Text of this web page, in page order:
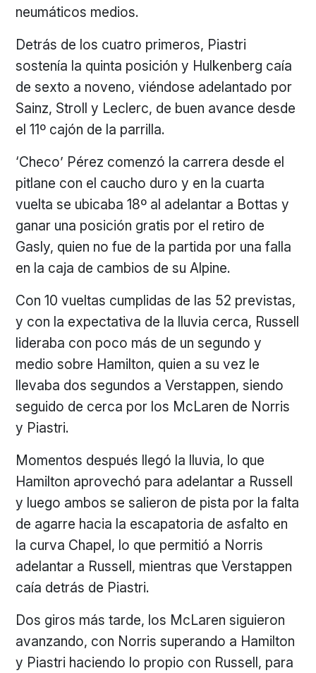
neumáticos medios.
Detrás de los cuatro primeros, Piastri
sostenía la quinta posición y Hulkenberg caía
de sexto a noveno, viéndose adelantado por
Sainz, Stroll y Leclerc, de buen avance desde
el 11º cajón de la parrilla.
‘Checo’ Pérez comenzó la carrera desde el
pitlane con el caucho duro y en la cuarta
vuelta se ubicaba 18º al adelantar a Bottas y
ganar una posición gratis por el retiro de
Gasly, quien no fue de la partida por una falla
en la caja de cambios de su Alpine.
Con 10 vueltas cumplidas de las 52 previstas,
y con la expectativa de la lluvia cerca, Russell
lideraba con poco más de un segundo y
medio sobre Hamilton, quien a su vez le
llevaba dos segundos a Verstappen, siendo
seguido de cerca por los McLaren de Norris
y Piastri.
Momentos después llegó la lluvia, lo que
Hamilton aprovechó para adelantar a Russell
y luego ambos se salieron de pista por la falta
de agarre hacia la escapatoria de asfalto en
la curva Chapel, lo que permitió a Norris
adelantar a Russell, mientras que Verstappen
caía detrás de Piastri.
Dos giros más tarde, los McLaren siguieron
avanzando, con Norris superando a Hamilton
y Piastri haciendo lo propio con Russell, para